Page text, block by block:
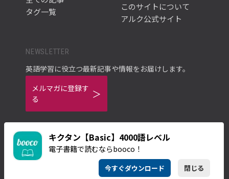
キクタン【Basic】4000語レベル
電子書籍で読むならbooco！
今すぐダウンロード 閉じる
タグ一覧
このサイトについて
アルク公式サイト
NEWSLETTER
英語学習に役立つ最新記事や情報をお届けします。
メルマガに登録す
る
ご利用規約
プライバシーポリシー